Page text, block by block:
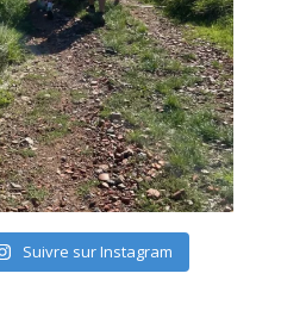
Suivre sur Instagram